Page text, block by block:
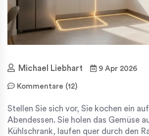
Michael Liebhart 9 Apr 2026
Kommentare (12)
Stellen Sie sich vor, Sie kochen ein
Abendessen. Sie holen das Gemüse
Kühlschrank, laufen quer durch den